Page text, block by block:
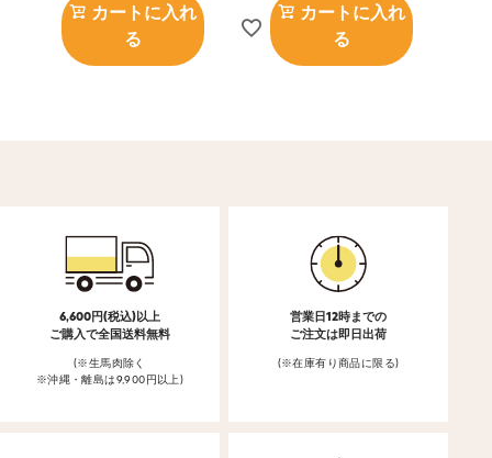
カートに入れ
る
カートに入れ
る
6,600円(税込)以上
ご購入で全国送料無料
(※生馬肉除く
※沖縄・離島は9,900円以上)
営業日12時までの
ご注文は即日出荷
(※在庫有り商品に限る)